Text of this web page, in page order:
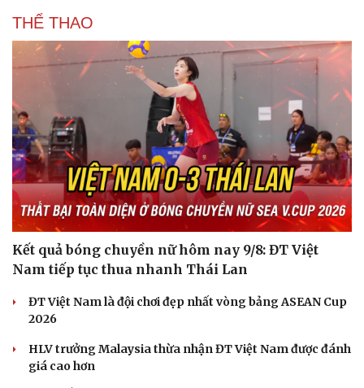
Cải chính
THỂ THAO
Kết quả bóng chuyền nữ hôm nay 9/8: ĐT Việt
Nam tiếp tục thua nhanh Thái Lan
ĐT Việt Nam là đội chơi đẹp nhất vòng bảng ASEAN Cup
2026
HLV trưởng Malaysia thừa nhận ĐT Việt Nam được đánh
giá cao hơn